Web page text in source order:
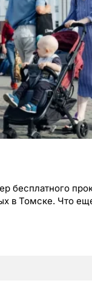
бесплатного
в Томске. Что